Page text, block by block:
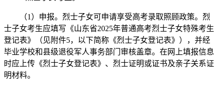
（1）申报。烈士子女可申请享受高考录取照顾政策。烈
士子女考生应填写《山东省2025年普通高考烈士子女特殊考生
登记表》（见附件5，以下简称《烈士子女登记表》），并经
毕业学校和县级退役军人事务部门审核盖章。在网上填报信息
时应上传《烈士子女登记表》、烈士证明或证书及亲子关系证
明材料。